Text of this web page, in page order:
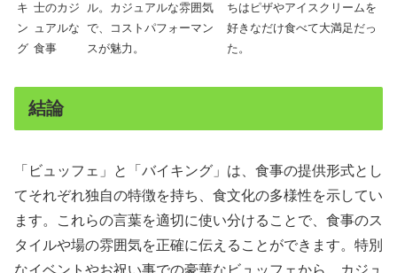
キ
ン
グ
士のカジ
ュアルな
食事
ル。カジュアルな雰囲気
で、コストパフォーマン
スが魅力。
ちはピザやアイスクリームを
好きなだけ食べて大満足だっ
た。
結論
「ビュッフェ」と「バイキング」は、食事の提供形式とし
てそれぞれ独自の特徴を持ち、食文化の多様性を示してい
ます。これらの言葉を適切に使い分けることで、食事のス
タイルや場の雰囲気を正確に伝えることができます。特別